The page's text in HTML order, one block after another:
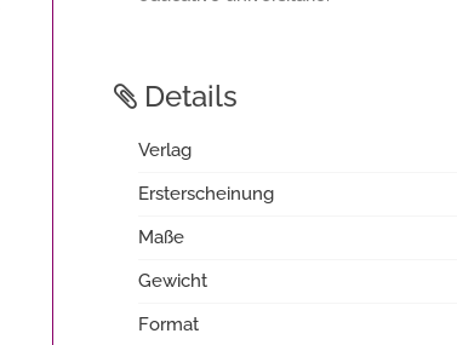
Details
Verlag
Ersterscheinung
Maße
Gewicht
Format